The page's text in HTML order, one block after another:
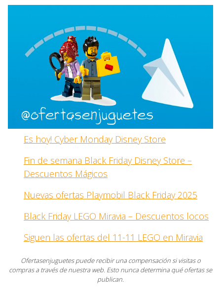
Es hoy! Cyber Monday Disney Store
Fin de semana Black Friday Disney Store –
Descuentos Mágicos
Nuevas ofertas Playmobil Black Friday 2025
Black Friday LEGO Miravia – Descuentos locos
Siguen las ofertas del 11-11 LEGO en Miravia
Ofertasenjuguetes puede recibir una compensación si visitas o
compras a través de nuestra web. Esto nunca determina qué ofertas se
publican.